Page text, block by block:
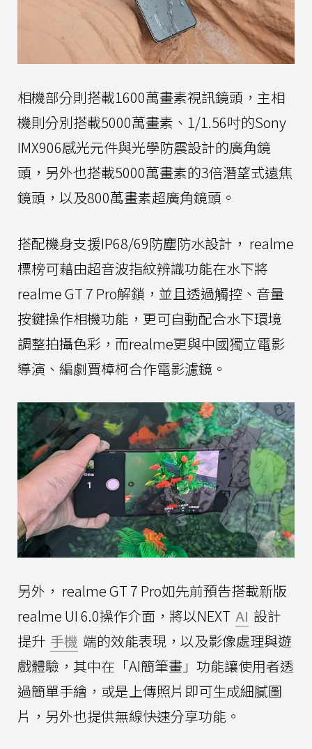
相機部分則搭載1600萬畫素視訊鏡頭，主相
機則分別搭載5000萬畫素、1/1.56吋的Sony
IMX906感光元件與光學防震設計的廣角鏡
頭，另外也搭載5000萬畫素的3倍潛望式遠焦
鏡頭，以及800萬畫素超廣角鏡頭。
搭配機身支援IP68/69防塵防水設計， realme
標榜可藉由超音波指紋辨識功能在水下將
realme GT 7 Pro解鎖，並且透過觸控、音量
按鍵操作相機功能，更可自動配合水下環境
調整拍攝色彩，而realme更與中國獨立電影
導演、編劇賈樟柯合作電影濾鏡。
另外， realme GT 7 Pro如先前預告搭載新版
realme UI 6.0操作介面，將以NEXT AI 設計
提升 手機 端的效能表現，以及影像處理與遊
戲體驗，其中在「AI簡筆畫」功能讓使用者透
過簡單手繪，或是上傳照片即可生成細膩圖
片，另外也提供無線快速分享功能。